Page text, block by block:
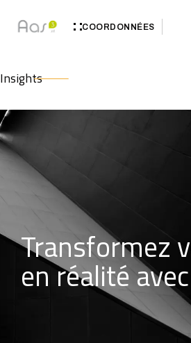
COORDONNÉES
Insights
Transformez
en réalité